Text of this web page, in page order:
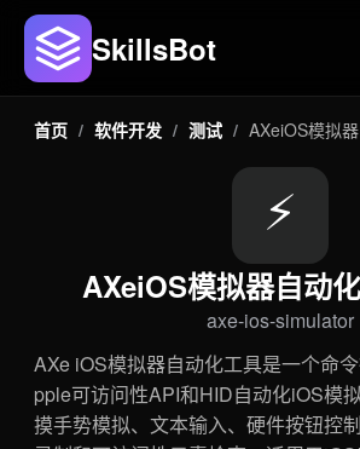
SkillsBot
首页 / 软件开发 / 测试 / AXeiOS模拟
⚡
AXeiOS模拟器自动
axe-ios-simulator
AXe iOS模拟器自动化工具是一个命
pple可访问性API和HID自动化iOS模
摸手势模拟、文本输入、硬件按钮控